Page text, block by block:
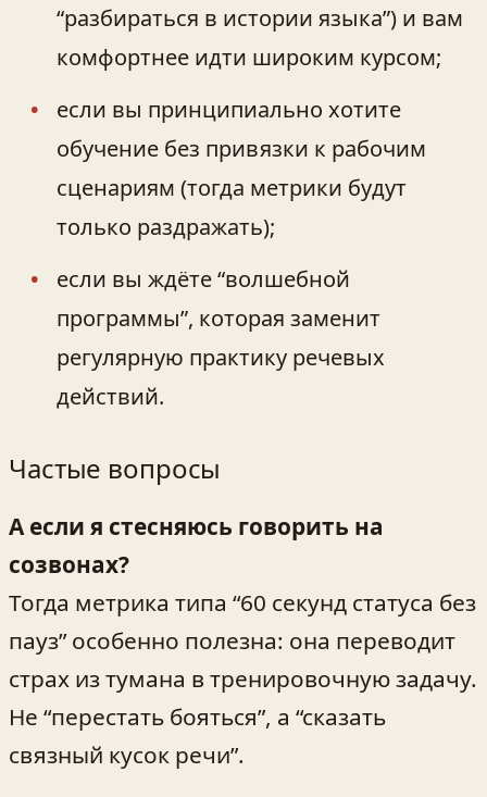
“разбираться в истории языка”) и вам
комфортнее идти широким курсом;
если вы принципиально хотите
обучение без привязки к рабочим
сценариям (тогда метрики будут
только раздражать);
если вы ждёте “волшебной
программы”, которая заменит
регулярную практику речевых
действий.
Частые вопросы
А если я стесняюсь говорить на
созвонах?
Тогда метрика типа “60 секунд статуса без
пауз” особенно полезна: она переводит
страх из тумана в тренировочную задачу.
Не “перестать бояться”, а “сказать
связный кусок речи”.